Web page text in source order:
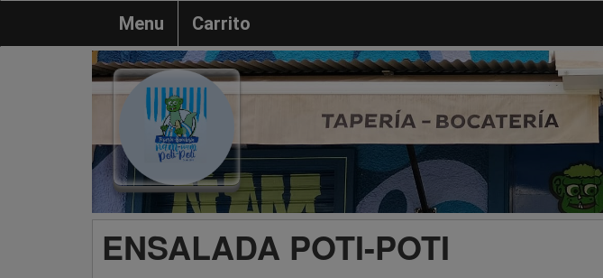
Menu Carrito
ENSALADA POTI-POTI